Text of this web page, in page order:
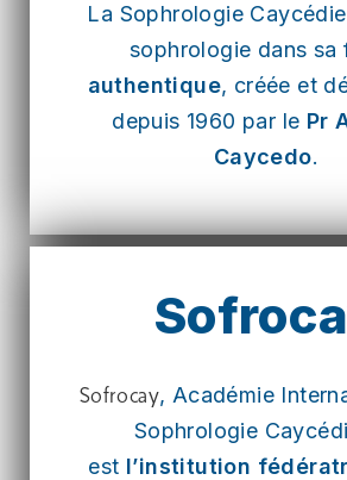
La Sophrologie
sophrologie dans sa
authentique, créée et
depuis 1960 par le Pr
Caycedo.
Sofrocay, Académie
Sophrologie
est l’institution